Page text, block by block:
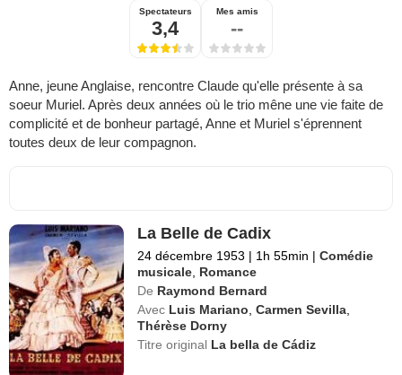
Spectateurs
3,4
Mes amis
--
Anne, jeune Anglaise, rencontre Claude qu'elle présente à sa
soeur Muriel. Après deux années où le trio mêne une vie faite de
complicité et de bonheur partagé, Anne et Muriel s'éprennent
toutes deux de leur compagnon.
La Belle de Cadix
24 décembre 1953 | 1h 55min | Comédie
musicale Romance
De Raymond Bernard
Avec Luis Mariano ,Carmen Sevilla
Thérèse Dorny
Titre original La bella de Cádiz